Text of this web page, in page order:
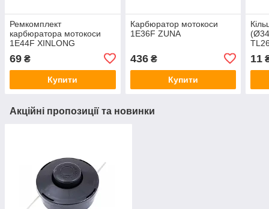
Ремкомплект
карбюратора мотокоси
1E44F XINLONG
69 ₴
Купити
Карбюратор мотокоси
1E36F ZUNA
436₴
Купити
11
Акційні пропозиції та новинки